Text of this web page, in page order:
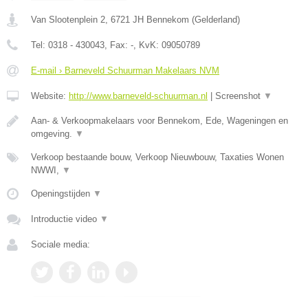
Van Slootenplein 2 6721 JH Bennekom (Gelderland)
Tel: 0318 - 430043 , Fax: - , KvK: 09050789
E-mail › Barneveld Schuurman Makelaars NVM
Website: http://www.barneveld-schuurman.nl | Screenshot ▼
Aan- & Verkoopmakelaars voor Bennekom, Ede, Wageningen en
omgeving.
▼
Verkoop bestaande bouw, Verkoop Nieuwbouw, Taxaties Wonen
NWWI,
▼
Openingstijden ▼
Introductie video ▼
Sociale media: